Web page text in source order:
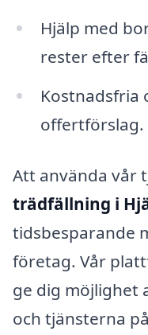
Hjälp med
rester efter
Kostnadsfria
offertförslag.
Att använda vår
trädfällning i
tidsbesparande
företag. Vår
ge dig möjlighet
och tjänsterna